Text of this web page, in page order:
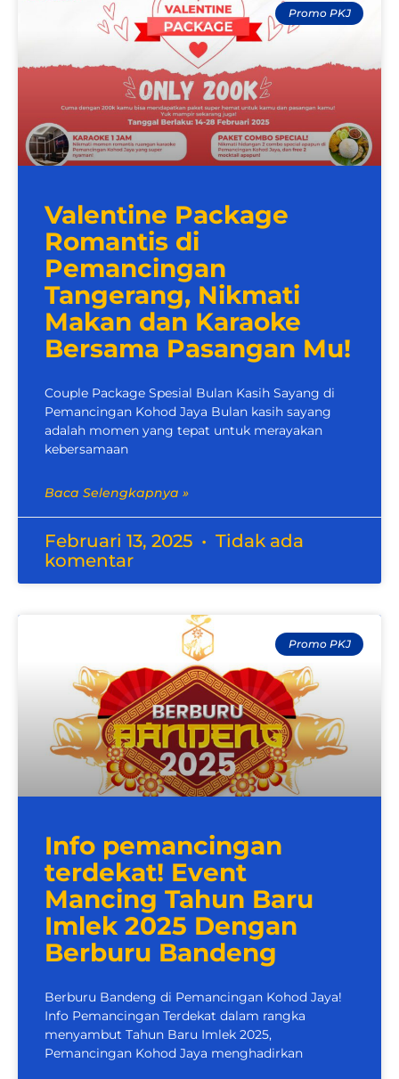
Promo PKJ
Valentine Package
Romantis di
Pemancingan
Tangerang, Nikmati
Makan dan Karaoke
Bersama Pasangan Mu!
Couple Package Spesial Bulan Kasih Sayang di
Pemancingan Kohod Jaya Bulan kasih sayang
adalah momen yang tepat untuk merayakan
kebersamaan
Baca Selengkapnya »
Februari 13, 2025
Tidak ada
komentar
Promo PKJ
Info pemancingan
terdekat! Event
Mancing Tahun Baru
Imlek 2025 Dengan
Berburu Bandeng
Berburu Bandeng di Pemancingan Kohod Jaya!
Info Pemancingan Terdekat dalam rangka
menyambut Tahun Baru Imlek 2025,
Pemancingan Kohod Jaya menghadirkan